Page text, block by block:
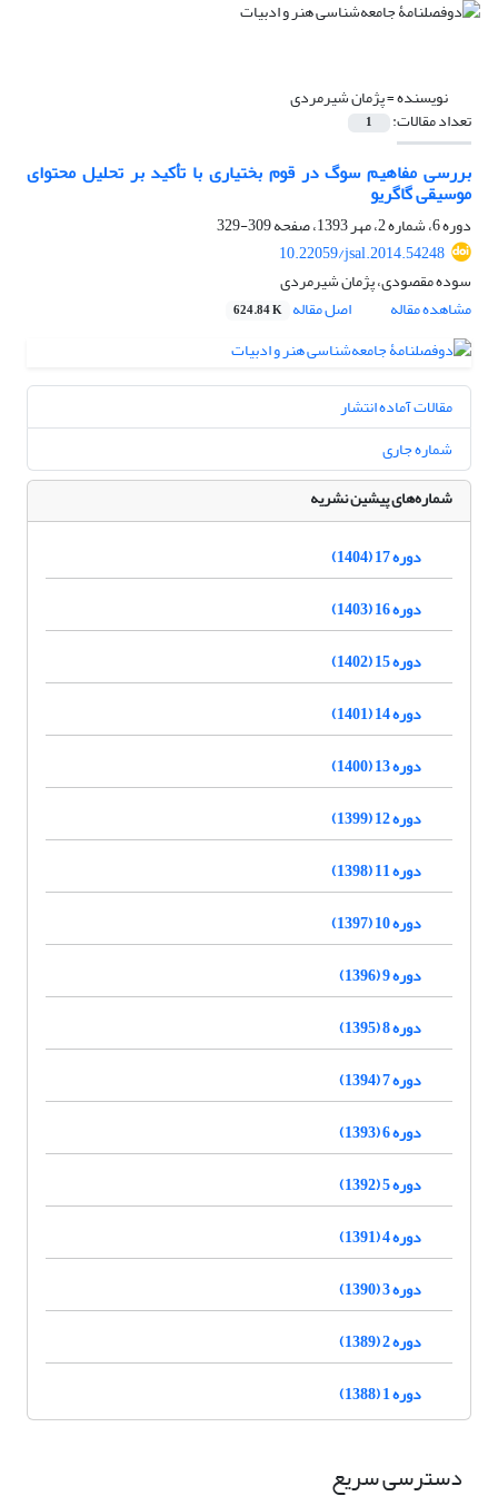
نویسنده =پژمان شیرمردی
تعداد مقالات: 1
بررسی مفاهیم سوگ در قوم بختیاری با تأکید بر تحلیل محتوای
موسیقی گاگریو
دوره 6، شماره 2، مهر 1393، صفحه
309-329
10.22059/jsal.2014.54248
سوده مقصودی، پژمان شیرمردی
مشاهده مقاله
اصل مقاله 624.84 K
مقالات آماده انتشار
شماره جاری
شماره‌های پیشین نشریه
دوره 17 (1404)
دوره 16 (1403)
دوره 15 (1402)
دوره 14 (1401)
دوره 13 (1400)
دوره 12 (1399)
دوره 11 (1398)
دوره 10 (1397)
دوره 9 (1396)
دوره 8 (1395)
دوره 7 (1394)
دوره 6 (1393)
دوره 5 (1392)
دوره 4 (1391)
دوره 3 (1390)
دوره 2 (1389)
دوره 1 (1388)
دسترسی سریع